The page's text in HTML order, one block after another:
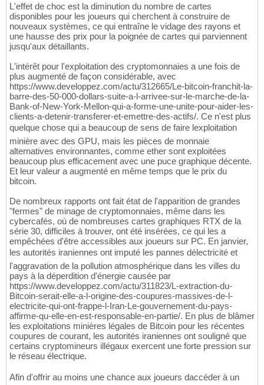
L'effet de choc est la diminution du nombre de cartes
disponibles pour les joueurs qui cherchent à construire de
nouveaux systèmes, ce qui entraîne le vidage des rayons et
une hausse des prix pour la poignée de cartes qui parviennent
jusqu'aux détaillants.
L'intérêt pour l'exploitation des cryptomonnaies a une fois de
plus augmenté de façon considérable, avec
https://www.developpez.com/actu/312665/Le-bitcoin-franchit-la-
barre-des-50-000-dollars-suite-a-l-arrivee-sur-le-marche-de-la-
Bank-of-New-York-Mellon-qui-a-forme-une-unite-pour-aider-les-
clients-a-detenir-transferer-et-emettre-des-actifs/. Ce n'est plus
quelque chose qui a beaucoup de sens de faire lexploitation
minière avec des GPU, mais les pièces de monnaie
alternatives environnantes, comme ether sont exploitées
beaucoup plus efficacement avec une puce graphique décente.
Et leur valeur a augmenté en même temps que le prix du
bitcoin.
De nombreux rapports ont fait état de l'apparition de grandes
"fermes" de minage de cryptomonnaies, même dans les
cybercafés, où de nombreuses cartes graphiques RTX de la
série 30, difficiles à trouver, ont été insérées, ce qui les a
empêchées d'être accessibles aux joueurs sur PC. En janvier,
les autorités iraniennes ont imputé les pannes délectricité et
l'aggravation de la pollution atmosphérique dans les villes du
pays à la déperdition d'énergie causée par
https://www.developpez.com/actu/311823/L-extraction-du-
Bitcoin-serait-elle-a-l-origine-des-coupures-massives-de-l-
electricite-qui-ont-frappe-l-Iran-Le-gouvernement-du-pays-
affirme-qu-elle-en-est-responsable-en-partie/. En plus de blâmer
les exploitations minières légales de Bitcoin pour les récentes
coupures de courant, les autorités iraniennes ont souligné que
certains cryptomineurs illégaux exercent une forte pression sur
le réseau électrique.
Afin d'offrir au moins une chance aux joueurs daccéder à un